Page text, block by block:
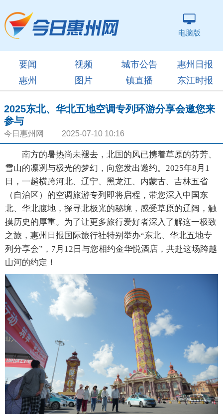
电脑版
要闻 视频 城市公告
惠州日报
惠州
图片 镇直播 东江时报
2025东北、华北五地空调专列环游分享会邀您来
参与
今日惠州网 2025-07-10 10:16
南方的暑热尚未褪去，北国的风已携着草原的芬芳、
雪山的凛冽与极光的梦幻，向您发出邀约。2025年8月1
日，一趟横跨河北、辽宁、黑龙江、内蒙古、吉林五省
（自治区）的空调旅游专列即将启程，带您深入中国东
北、华北腹地，探寻北极光的秘境，感受草原的辽阔，触
摸历史的厚重。为了让更多旅行爱好者深入了解这一极致
之旅，惠州日报国际旅行社特别举办“东北、华北五地专
列分享会”，7月12日与您相约金华悦酒店，共赴这场跨越
山河的约定！